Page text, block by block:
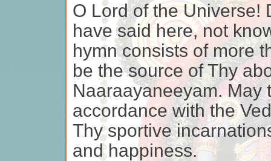
O Lord of the Universe!
have said here, not
hymn consists of more
be the source of Thy
Naaraayaneeyam. May
accordance with the
Thy sportive
and happiness.